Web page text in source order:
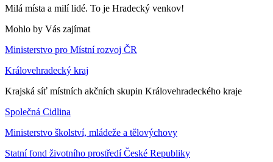
Milá místa a milí lidé. To je Hradecký venkov!
Mohlo by Vás zajímat
Ministerstvo pro Místní rozvoj ČR
Královehradecký kraj
Krajská síť místních akčních skupin Královehradeckého kraje
Společná Cidlina
Ministerstvo školství, mládeže a tělovýchovy
Statní fond životního prostředí České Republiky